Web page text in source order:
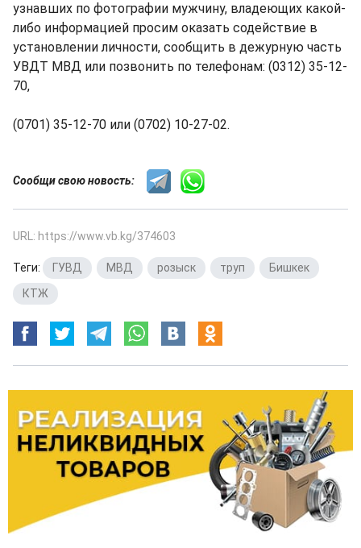
узнавших по фотографии мужчину, владеющих какой-
либо информацией просим оказать содействие в
установлении личности, сообщить в дежурную часть
УВДТ МВД или позвонить по телефонам: (0312) 35-12-
70,
(0701) 35-12-70 или (0702) 10-27-02.
Сообщи свою новость:
URL: https://www.vb.kg/374603
Теги: ГУВД МВД розыск труп Бишкек
КТЖ